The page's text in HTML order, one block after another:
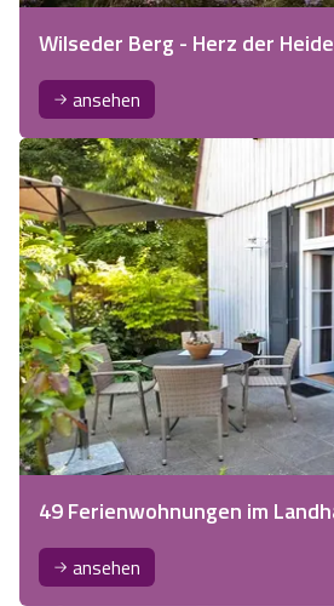
Wilseder Berg - Herz der Heide
ansehen
49 Ferienwohnungen im
ansehen